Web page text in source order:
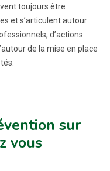
toujours être
et s’articulent autour
d’actions
de la mise en place
sur
vous